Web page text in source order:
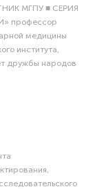
МГПУ ■ СЕРИЯ
профессор
медицины
института,
дружбы народов